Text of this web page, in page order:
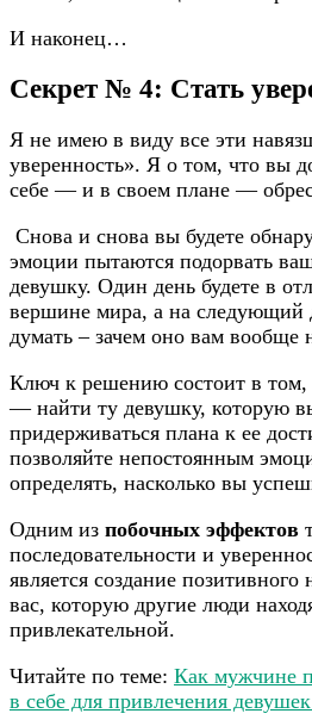
И наконец…
Секрет № 4: Стать
Я не имею в виду все эти
уверенность». Я о том, что вы
себе — и в своем плане —
Снова и снова вы будете
эмоции пытаются подорвать
девушку. Один день будете в
вершине мира, а на следующий
думать – зачем оно вам вообще
Ключ к решению состоит в том,
— найти ту девушку, которую
придерживаться плана к ее
позволяйте непостоянным
определять, насколько вы
Одним из побочных эффектов
последовательности и
является создание позитивного
вас, которую другие люди
привлекательной.
Читайте по теме: Как мужчине
в себе для привлечения